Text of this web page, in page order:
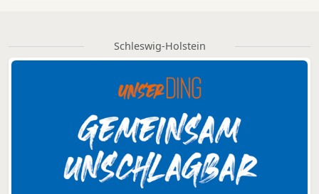
Schleswig-Holstein